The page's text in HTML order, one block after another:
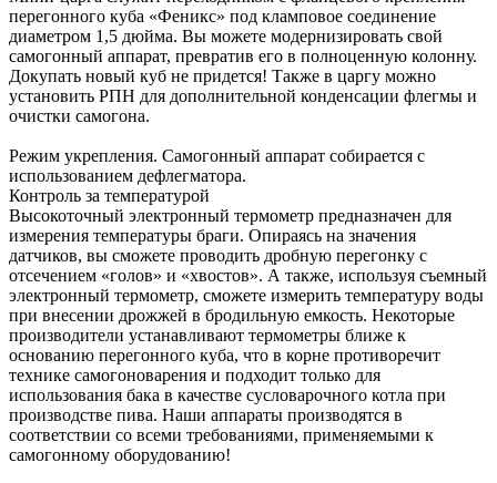
перегонного куба «Феникс» под кламповое соединение
диаметром 1,5 дюйма. Вы можете модернизировать свой
самогонный аппарат, превратив его в полноценную колонну.
Докупать новый куб не придется! Также в царгу можно
установить РПН для дополнительной конденсации флегмы и
очистки самогона.
Режим укрепления. Самогонный аппарат собирается с
использованием дефлегматора.
Контроль за температурой
Высокоточный электронный термометр предназначен для
измерения температуры браги. Опираясь на значения
датчиков, вы сможете проводить дробную перегонку с
отсечением «голов» и «хвостов». А также, используя съемный
электронный термометр, сможете измерить температуру воды
при внесении дрожжей в бродильную емкость. Некоторые
производители устанавливают термометры ближе к
основанию перегонного куба, что в корне противоречит
технике самогоноварения и подходит только для
использования бака в качестве сусловарочного котла при
производстве пива. Наши аппараты производятся в
соответствии со всеми требованиями, применяемыми к
самогонному оборудованию!